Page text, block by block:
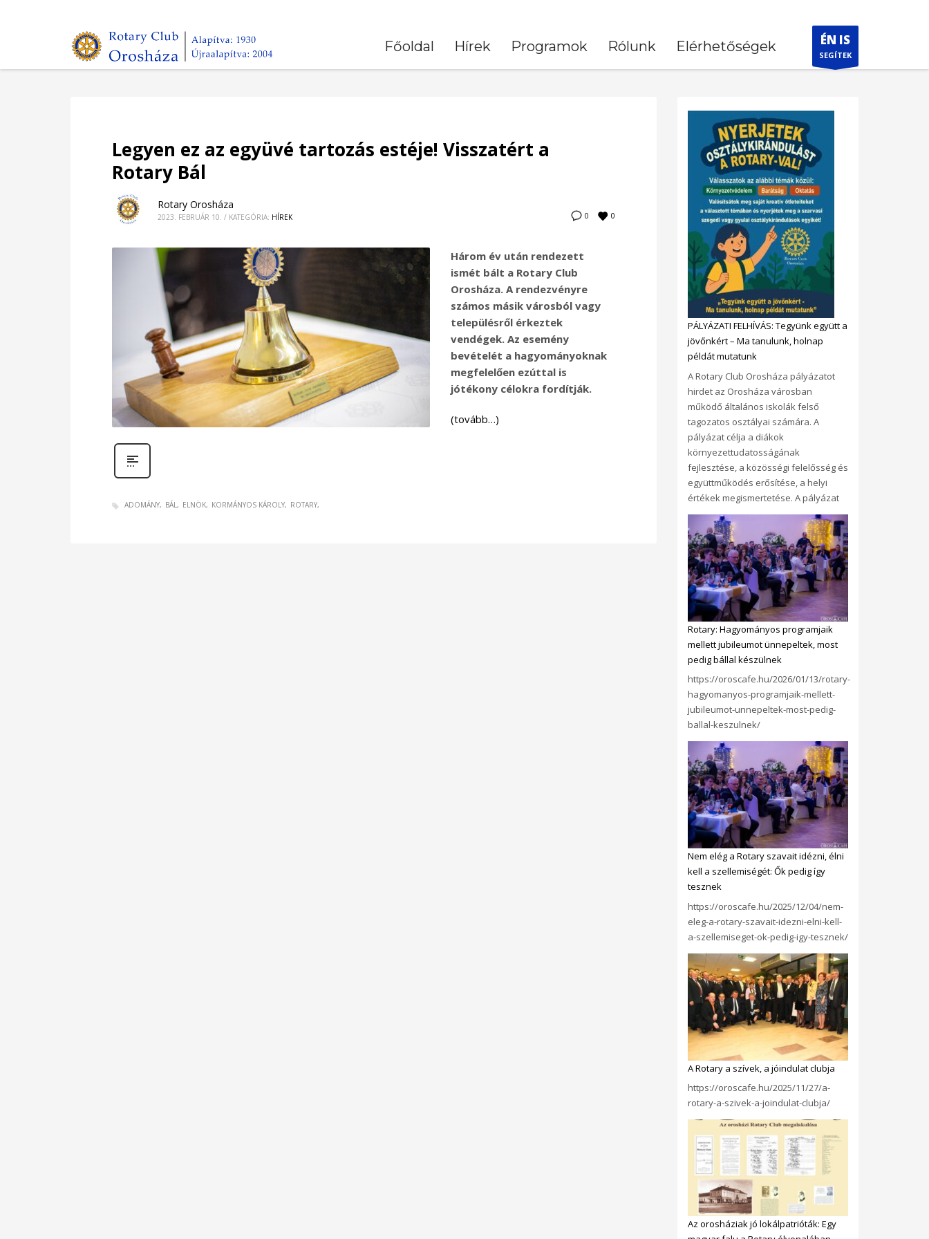
Főoldal Hírek Programok Rólunk Elérhetőségek ÉN IS
SEGÍTEK
Legyen ez az együvé tartozás estéje! Visszatért a
Rotary Bál
0 0
Rotary Orosháza
2023. FEBRUÁR 10. / KATEGÓRIA: HÍREK
Három év után rendezett
ismét bált a Rotary Club
Orosháza. A rendezvényre
számos másik városból vagy
településről érkeztek
vendégek. Az esemény
bevételét a hagyományoknak
megfelelően ezúttal is
jótékony célokra fordítják.
(tovább…)
ADOMÁNY BÁL ELNÖK KORMÁNYOS KÁROLY ROTARY
PÁLYÁZATI FELHÍVÁS: Tegyünk együtt a
jövőnkért – Ma tanulunk, holnap
példát mutatunk
A Rotary Club Orosháza pályázatot
hirdet az Orosháza városban
működő általános iskolák felső
tagozatos osztályai számára. A
pályázat célja a diákok
környezettudatosságának
fejlesztése, a közösségi felelősség és
együttműködés erősítése, a helyi
értékek megismertetése. A pályázat
Rotary: Hagyományos programjaik
mellett jubileumot ünnepeltek, most
pedig bállal készülnek
https://oroscafe.hu/2026/01/13/rotary-
hagyomanyos-programjaik-mellett-
jubileumot-unnepeltek-most-pedig-
ballal-keszulnek/
Nem elég a Rotary szavait idézni, élni
kell a szellemiségét: Ők pedig így
tesznek
https://oroscafe.hu/2025/12/04/nem-
eleg-a-rotary-szavait-idezni-elni-kell-
a-szellemiseget-ok-pedig-igy-tesznek/
A Rotary a szívek, a jóindulat clubja
https://oroscafe.hu/2025/11/27/a-
rotary-a-szivek-a-joindulat-clubja/
Az orosháziak jó lokálpatrióták: Egy